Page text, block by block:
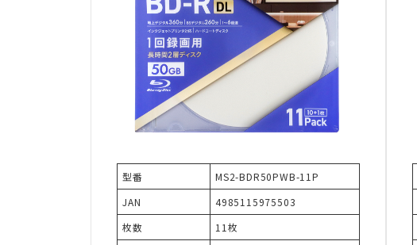
型番
MS2-BDR50PWB-11P
JAN
4985115975503
枚数
11枚